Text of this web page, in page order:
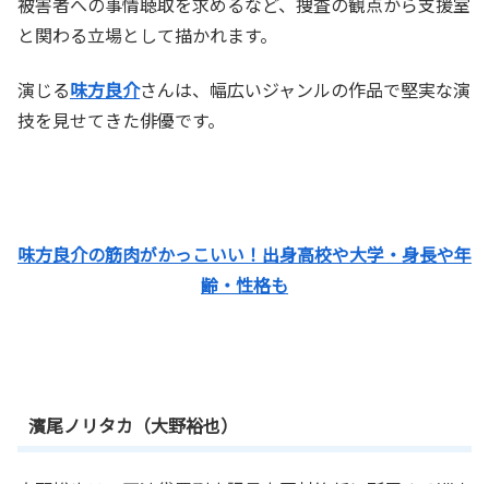
と関わる立場として描かれます。
演じる味方良介さんは、幅広いジャンルの作品で堅実な演
技を見せてきた俳優です。
味方良介の筋肉がかっこいい！出身高校や大学・身長や年
齢・性格も
濱尾ノリタカ（大野裕也）